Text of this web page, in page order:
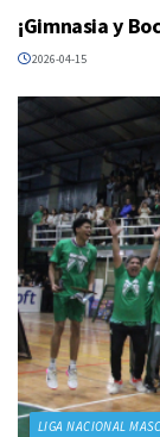
¡Gimnasia y
2026-04-15
LIGA NACIONAL